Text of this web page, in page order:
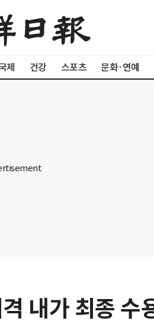
제 건강 스포츠 문화·연예
내가 최종 수